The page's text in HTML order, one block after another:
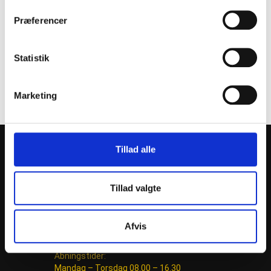
Præferencer
Statistik
Marketing
Tillad alle
Tillad valgte
Afvis
Bergen
Åbningstider:
Mandag – Torsdag 08.00 – 16.30